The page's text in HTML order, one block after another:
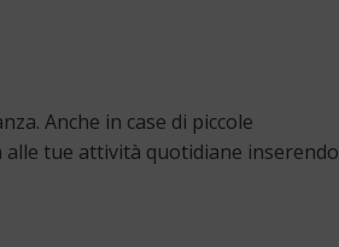
Anche in case di piccole
tue attività quotidiane inserendo